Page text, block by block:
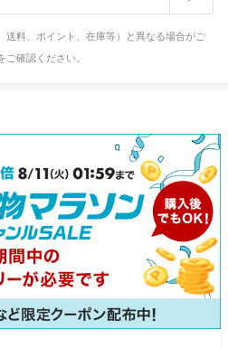
料、ポイント、在庫等）と異なる場合がご
確認ください。